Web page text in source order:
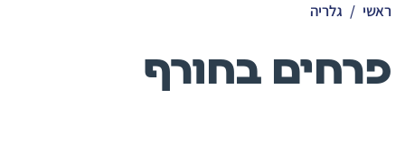
ראשי / גלריה
פרחים בחורף